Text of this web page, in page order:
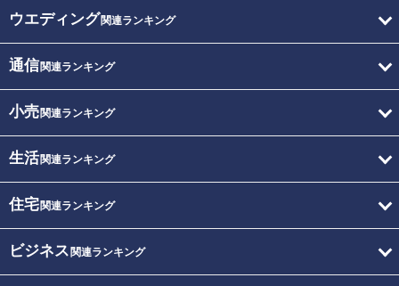
ウエディング関連ランキング
通信関連ランキング
小売関連ランキング
生活関連ランキング
住宅関連ランキング
ビジネス 関連ランキング